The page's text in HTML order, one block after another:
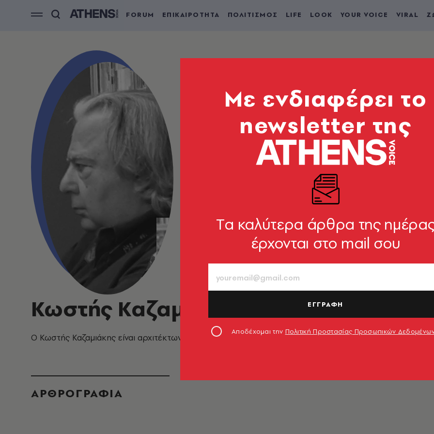
FORUM ΕΠΙΚΑΙΡΟΤΗΤΑ ΠΟΛΙΤΙΣΜΟΣ LIFE LOOK YOUR VOICE VIRAL
Κωστής Καζαμιάκης
O Κωστής Καζαμιάκης είναι αρχιτέκτων, ιστορικός αρχιτεκτονικής και ιστορικός τέχνης
ΑΡΘΡΟΓΡΑΦΙΑ
Mε ενδιαφέρει το
newsletter της
Tα καλύτερα άρθρα της
έρχονται στο mail σου
ΕΓΓΡΑΦΗ
Αποδέχομαι την Πολιτική Προστασίας Προσωπικών